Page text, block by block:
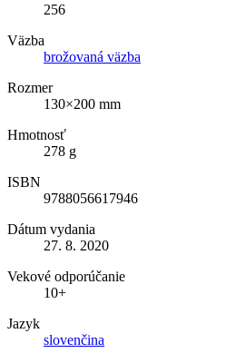
256
Väzba
brožovaná väzba
Rozmer
130×200 mm
Hmotnosť
278 g
ISBN
9788056617946
Dátum vydania
27. 8. 2020
Vekové odporúčanie
10+
Jazyk
slovenčina